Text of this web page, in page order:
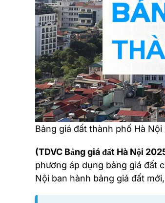
Bảng giá đất thành phố Hà Nội
(TDVC Bảng giá đất Hà Nội
phương áp dụng bảng giá đất
Nội ban hành bảng giá đất